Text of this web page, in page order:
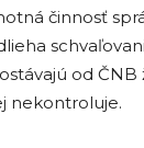
činnosť
od
nekontroluje.